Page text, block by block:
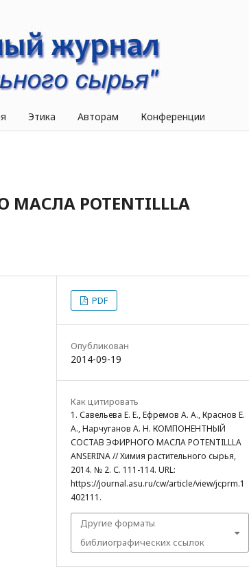
Этика Авторам Конференции
POTENTILLLA
PDF
Опубликован
2014-09-19
Как цитировать
1. Савельева Е. Е., Ефремов А. А., Краснов Е.
А., Нарчуганов А. Н. КОМПОНЕНТНЫЙ
СОСТАВ ЭФИРНОГО МАСЛА POTENTILLLA
ANSERINA // Химия растительного сырья,
2014. № 2. С. 111-114. URL:
https://journal.asu.ru/cw/article/view/jcprm.1
402111.
Другие форматы
библиографических ссылок